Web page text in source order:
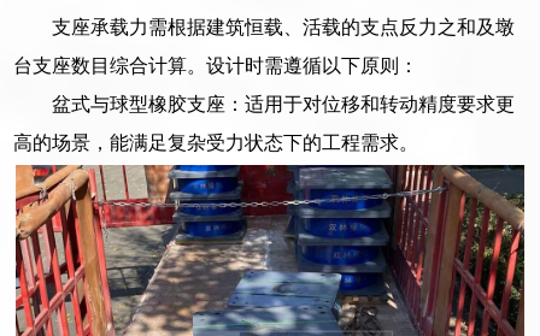
支座承载力需根据建筑恒载、活载的支点反力之和及墩
台支座数目综合计算。设计时需遵循以下原则：
盆式与球型橡胶支座：适用于对位移和转动精度要求更
高的场景，能满足复杂受力状态下的工程需求。